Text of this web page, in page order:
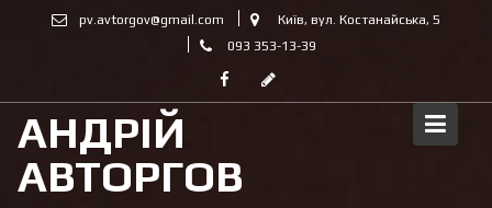
pv.avtorgov@gmail.com
Київ, вул. Костанайська, 5
093 353-13-39
АНДРІЙ
АВТОРГОВ